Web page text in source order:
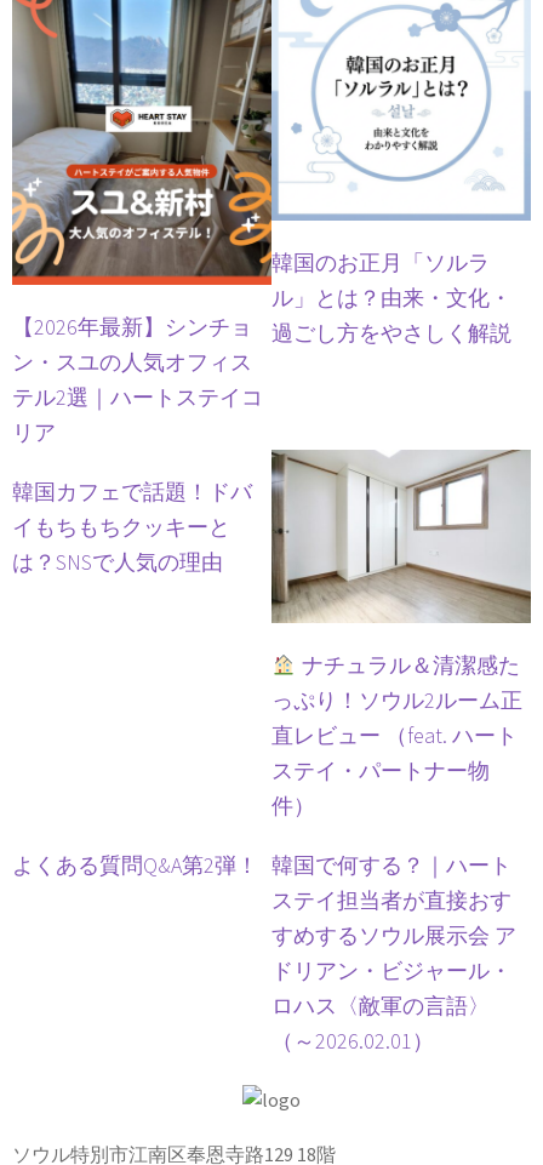
【2026年最新】シンチョ
ン・スユの人気オフィス
テル2選｜ハートステイコ
リア
韓国のお正月「ソルラ
ル」とは？由来・文化・
過ごし方をやさしく解説
韓国カフェで話題！ドバ
イもちもちクッキーと
は？SNSで人気の理由
ナチュラル＆清潔感た
っぷり！ソウル2ルーム正
直レビュー （feat. ハート
ステイ・パートナー物
件）
よくある質問Q&A第2弾！
韓国で何する？｜ハート
ステイ担当者が直接おす
すめするソウル展示会 ア
ドリアン・ビジャール・
ロハス〈敵軍の言語〉
（～2026.02.01）
ソウル特別市江南区奉恩寺路129 18階